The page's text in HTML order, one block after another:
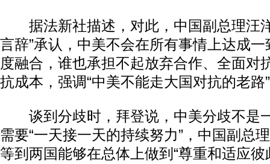
据法新社描述，对此，中国副总理汪
言辞”承认，中美不会在所有事情上达成
度融合，谁也承担不起放弃合作、全面对
抗成本，强调“中美不能走大国对抗的老路
谈到分歧时，拜登说，中美分歧不是
需要“一天接一天的持续努力”，中国副总
等到两国能够在总体上做到“尊重和适应彼